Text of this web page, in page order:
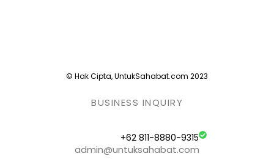
© Hak Cipta, UntukSahabat.com 2023
BUSINESS INQUIRY
+62 811-8880-9315
admin@untuksahabat.com